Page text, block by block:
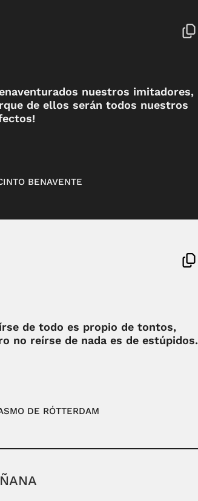
nuestros imitadores,
de ellos serán todos nuestros
BENAVENTE
de todo es propio de tontos,
no reírse de nada es de estúpidos.
DE RÓTTERDAM